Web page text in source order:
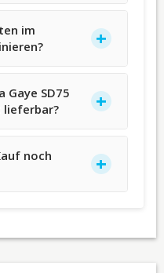
im
Gaye SD75
lieferbar?
noch